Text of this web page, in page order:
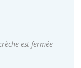
est fermée